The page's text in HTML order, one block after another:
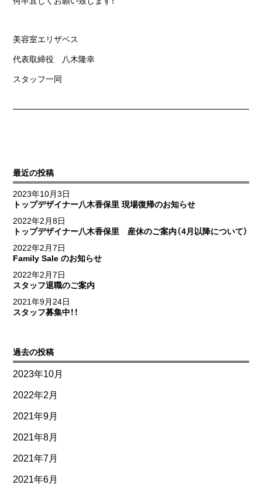
美容室エリザベス
代表取締役 八木隆幸
スタッフ一同
最近の投稿
2023年10月3日
トップデザイナー八木香保里 現場復帰のお知らせ
2022年2月8日
トップデザイナー八木香保里 産休のご案内（4月以降について）
2022年2月7日
Family Sale のお知らせ
2022年2月7日
スタッフ退職のご案内
2021年9月24日
スタッフ募集中！！
過去の投稿
2023年10月
2022年2月
2021年9月
2021年8月
2021年7月
2021年6月